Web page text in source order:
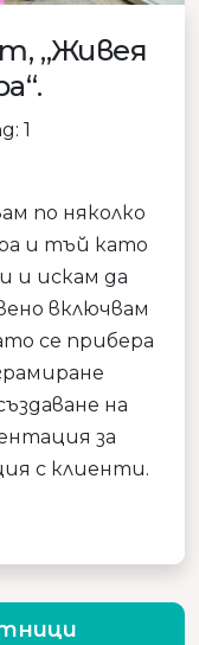
„Живея
1
по няколко
и тъй като
и искам да
включвам
се прибера
на
за
с клиенти.